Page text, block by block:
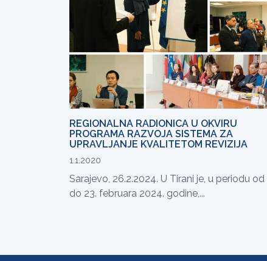
REGIONALNA RADIONICA U OKVIRU
PROGRAMA RAZVOJA SISTEMA ZA
UPRAVLJANJE KVALITETOM REVIZIJA
1.1.2020
Sarajevo, 26.2.2024. U Tirani je, u periodu od
do 23. februara 2024. godine,...